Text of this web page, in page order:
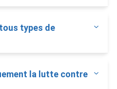
types de
la lutte contre